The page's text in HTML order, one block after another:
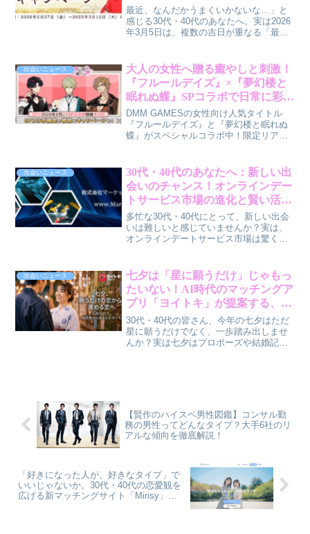
作コラム】
最近、なんだかうまくいかないな…」と
感じる30代・40代のあなたへ。実は2026
年3月5日は、複数の吉日が重なる「最強
で始まるキャンペーンを活用して、運気
の波に乗る方法を、筆者・賢作が男性目
線で解説します。新しい一歩を踏み出す
きっかけにしてみませんか？
出会いニュース
大人の女性へ贈る癒やしと刺激！
『フルールデイズ』×『夢幻楼と
眠れぬ蝶』SPコラボで日常に彩り
を
DMM GAMESの女性向け人気タイトル
『フルールデイズ』と『夢幻楼と眠れぬ
蝶』がスペシャルコラボ中！限定リアル
ど、大人の女性が日々の疲れを癒やし、
ときめきを感じられる特別な企画が満載
です。今回は、このコラボの魅力につい
て、賢作が深掘りしていきます。
出会いニュース
30代・40代のあなたへ：新しい出
会いのチャンス！オンラインデー
トサービス市場の進化と賢い活用
法
多忙な30代・40代にとって、新しい出会
いは難しいと感じていませんか？実は、
オンラインデートサービス市場は驚くほ
この記事では、賢作が最新の市場動向と
賢い活用法を解説します。
出会いニュース
七夕は「星に願うだけ」じゃもっ
たいない！AI時代のマッチングア
プリ「ヨイトキ」が提案する、恋
を進める新しい過ごし方【賢作コ
ラム】
30代・40代の皆さん、今年の七夕はただ
星に願うだけでなく、一歩踏み出しませ
んか？実は七夕はプロポーズや結婚記念
【賢作のハイスペ男性図鑑】コンサル勤
務の男性ってどんなタイプ？大手6社のリ
アルな傾向を徹底解説！
「好きになった人が、好きなタイプ」で
いいじゃないか。30代・40代の恋愛観を
広げる新マッチングサイト「Mirisy」の